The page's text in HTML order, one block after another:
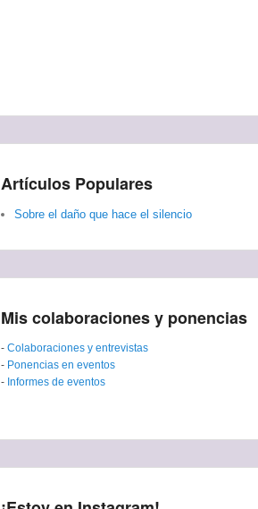
Artículos Populares
Sobre el daño que hace el silencio
Mis colaboraciones y ponencias
- Colaboraciones y entrevistas
- Ponencias en eventos
- Informes de eventos